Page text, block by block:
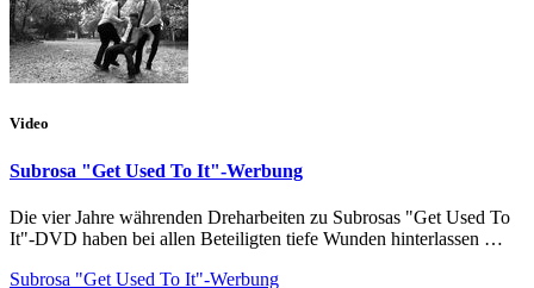
Video
Subrosa "Get Used To It"-Werbung
Die vier Jahre währenden Dreharbeiten zu Subrosas "Get Used To
It"-DVD haben bei allen Beteiligten tiefe Wunden hinterlassen …
Subrosa "Get Used To It"-Werbung